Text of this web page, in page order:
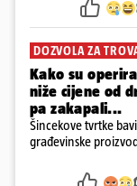
DOZVOLA ZA
Kako su
niže cijene od
pa zakapali...
Šincekove tvrtke
građevinske